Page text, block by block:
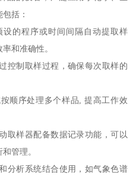
括：
的程序或时间间隔自动提取样
和准确性。
控制取样过程，确保每次取样的
顺序处理多个样品, 提高工作效
取样器配备数据记录功能，可以
管理。
分析系统结合使用，如气象色谱